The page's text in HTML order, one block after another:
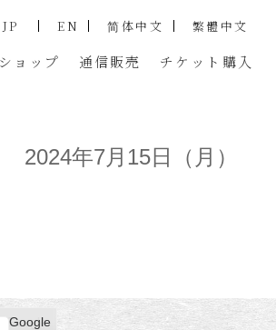
ョップ 通信販売 チケット 購入
JP EN 简体中文 繁體中文
2024年7月15日（月）
Google
Google